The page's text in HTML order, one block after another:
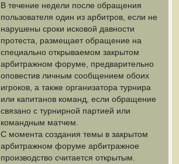
В течение недели после обращения
пользователя один из арбитров, если не
нарушены сроки исковой давности
протеста, размещает обращение на
специально открываемом закрытом
арбитражном форуме, предварительно
оповестив личным сообщением обоих
игроков, а также организатора турнира
или капитанов команд, если обращение
связано с турнирной партией или
командным матчем.
С момента создания темы в закрытом
арбитражном форуме арбитражное
производство считается открытым.